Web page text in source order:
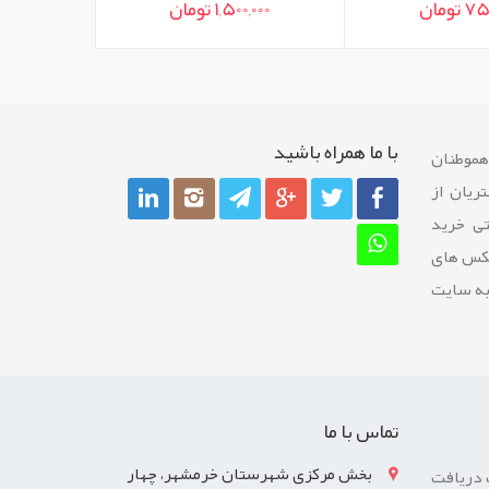
1,500,000 تومان
از
خرید
های
سایت
با ما همراه باشيد
دریافت
تماس با ما
بخش مرکزی شهرستان خرمشهر، چهار